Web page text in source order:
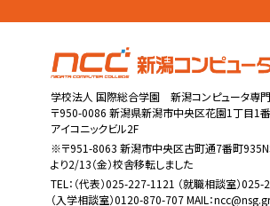
学校法人 国際総合学園 新潟コンピュータ専
〒950-0086 新潟県新潟市中央区花園1丁目1
アイコニックビル2F
※〒951-8063 新潟市中央区古町通7番町
より2/13（金）校舎移転しました
TEL： （代表）025-227-1121 （就職相談室）
（入学相談室）0120-870-707 MAIL：